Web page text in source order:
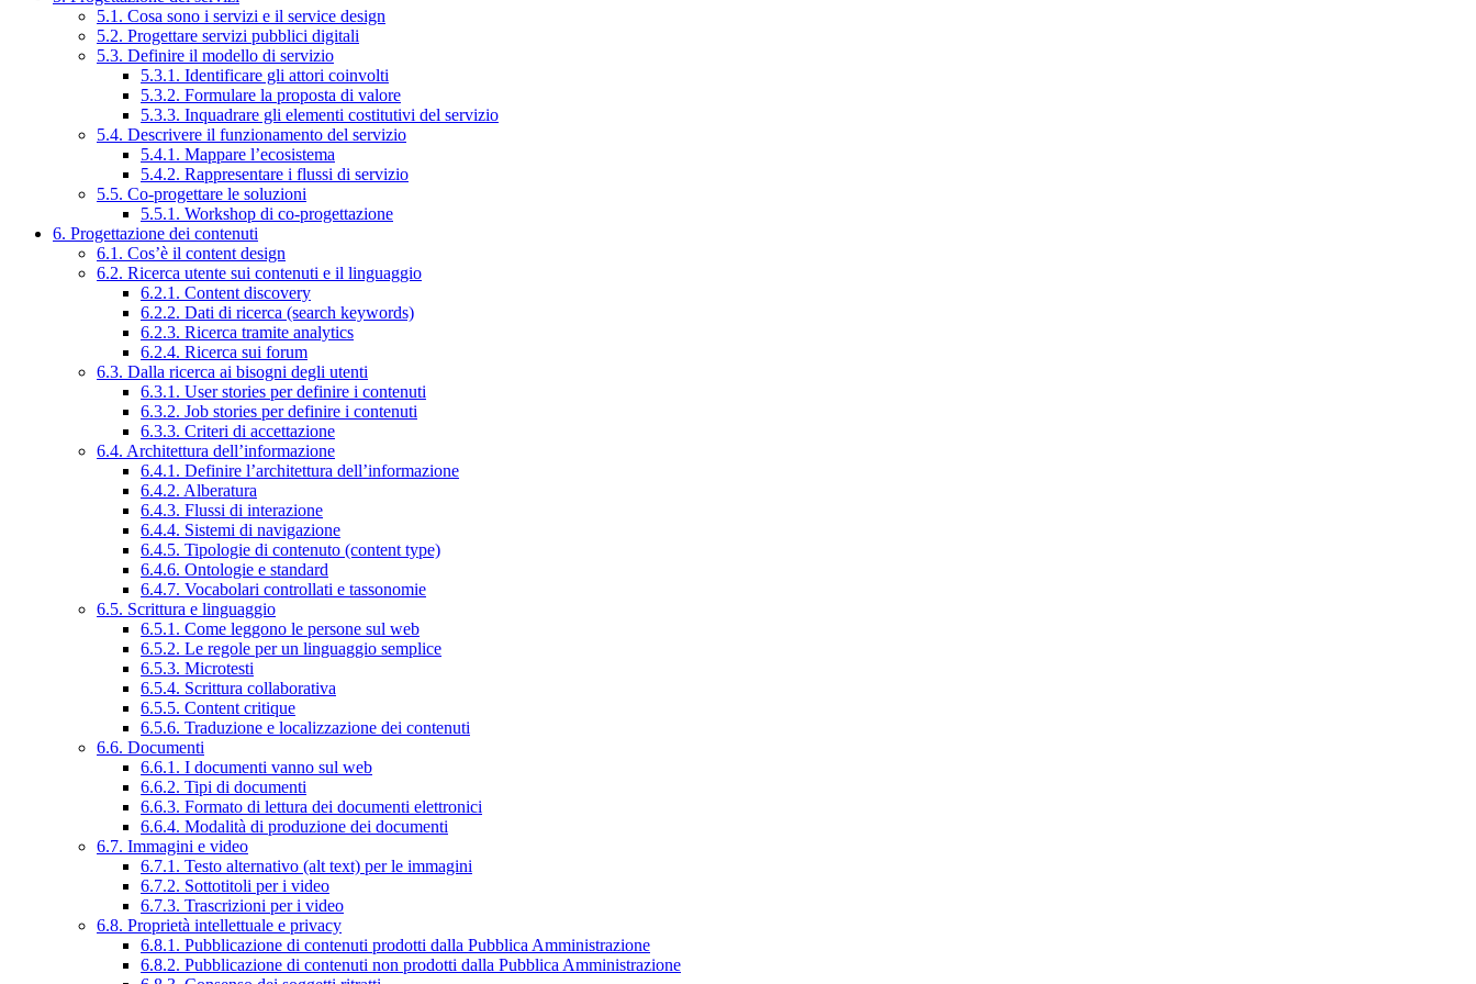
5.1. Cosa sono i servizi e il service design
5.2. Progettare servizi pubblici digitali
5.3. Definire il modello di servizio
5.3.1. Identificare gli attori coinvolti
5.3.2. Formulare la proposta di valore
5.3.3. Inquadrare gli elementi costitutivi del servizio
5.4. Descrivere il funzionamento del servizio
5.4.1. Mappare l’ecosistema
5.4.2. Rappresentare i flussi di servizio
5.5. Co-progettare le soluzioni
5.5.1. Workshop di co-progettazione
6. Progettazione dei contenuti
6.1. Cos’è il content design
6.2. Ricerca utente sui contenuti e il linguaggio
6.2.1. Content discovery
6.2.2. Dati di ricerca (search keywords)
6.2.3. Ricerca tramite analytics
6.2.4. Ricerca sui forum
6.3. Dalla ricerca ai bisogni degli utenti
6.3.1. User stories per definire i contenuti
6.3.2. Job stories per definire i contenuti
6.3.3. Criteri di accettazione
6.4. Architettura dell’informazione
6.4.1. Definire l’architettura dell’informazione
6.4.2. Alberatura
6.4.3. Flussi di interazione
6.4.4. Sistemi di navigazione
6.4.5. Tipologie di contenuto (content type)
6.4.6. Ontologie e standard
6.4.7. Vocabolari controllati e tassonomie
6.5. Scrittura e linguaggio
6.5.1. Come leggono le persone sul web
6.5.2. Le regole per un linguaggio semplice
6.5.3. Microtesti
6.5.4. Scrittura collaborativa
6.5.5. Content critique
6.5.6. Traduzione e localizzazione dei contenuti
6.6. Documenti
6.6.1. I documenti vanno sul web
6.6.2. Tipi di documenti
6.6.3. Formato di lettura dei documenti elettronici
6.6.4. Modalità di produzione dei documenti
6.7. Immagini e video
6.7.1. Testo alternativo (alt text) per le immagini
6.7.2. Sottotitoli per i video
6.7.3. Trascrizioni per i video
6.8. Proprietà intellettuale e privacy
6.8.1. Pubblicazione di contenuti prodotti dalla Pubblica Amministrazione
6.8.2. Pubblicazione di contenuti non prodotti dalla Pubblica Amministrazione